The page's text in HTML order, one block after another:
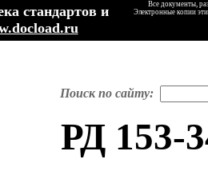
стандартов и
Все документы,
Электронные копии
Поиск по сайту:
РД 153-